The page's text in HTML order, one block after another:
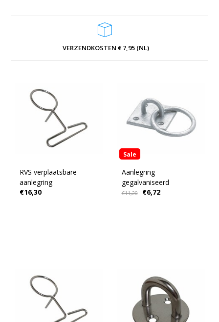
VERZENDKOSTEN € 7,95 (NL)
RVS verplaatsbare
aanlegring
€16,30
Sale
Aanlegring
gegalvaniseerd
€11,20 €6,72